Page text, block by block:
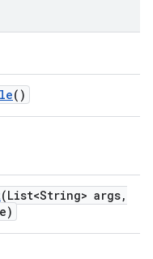
()
(List<String> args,